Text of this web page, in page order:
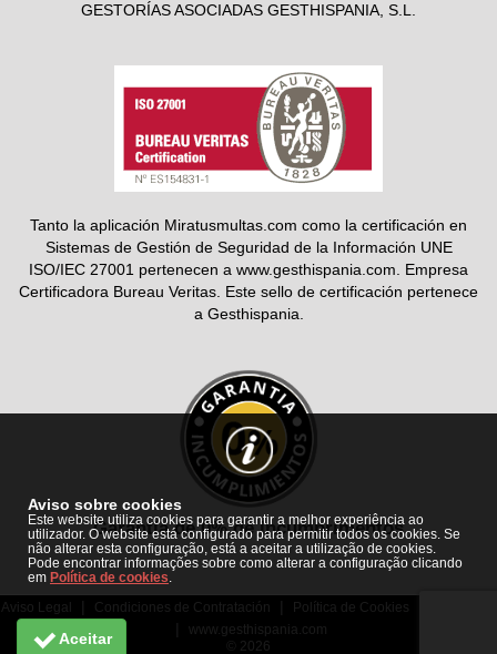
Aviso sobre cookies
Este website utiliza cookies para garantir a melhor experiência ao
utilizador. O website está configurado para permitir todos os cookies. Se
não alterar esta configuração, está a aceitar a utilização de cookies.
Pode encontrar informações sobre como alterar a configuração clicando
em Política de cookies.
Aceitar
GESTORÍAS ASOCIADAS GESTHISPANIA, S.L.
Tanto la aplicación Miratusmultas.com como la certificación en
Sistemas de Gestión de Seguridad de la Información UNE
ISO/IEC 27001 pertenecen a www.gesthispania.com. Empresa
Certificadora Bureau Veritas. Este sello de certificación pertenece
a Gesthispania.
Garantia de 0% de incumprimentos
Aviso Legal Condiciones de Contratación Política de Cookies
www.gesthispania.com
© 2026